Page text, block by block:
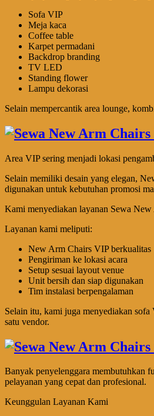
Sofa VIP
Meja kaca
Coffee table
Karpet permadani
Backdrop branding
TV LED
Standing flower
Lampu dekorasi
Selain mempercantik area lounge,
Area VIP sering menjadi lokasi
Selain memiliki desain yang elegan,
digunakan untuk kebutuhan promosi
Kami menyediakan layanan Sewa New
Layanan kami meliputi:
New Arm Chairs VIP berkualitas
Pengiriman ke lokasi acara
Setup sesuai layout venue
Unit bersih dan siap digunakan
Tim instalasi berpengalaman
Selain itu, kami juga menyediakan
satu vendor.
Banyak penyelenggara membutuhkan
pelayanan yang cepat dan profesional.
Keunggulan Layanan Kami